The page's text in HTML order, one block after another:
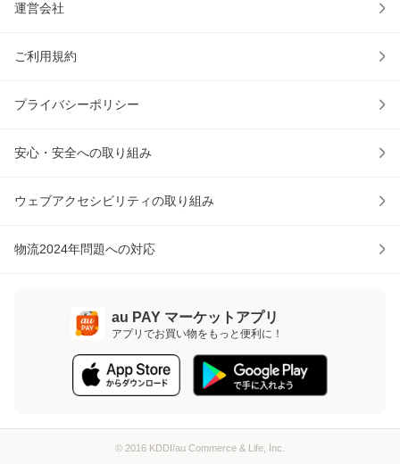
運営会社
ご利用規約
プライバシーポリシー
安心・安全への取り組み
ウェブアクセシビリティの取り組み
物流2024年問題への対応
au PAY マーケットアプリ
アプリでお買い物をもっと便利に！
© 2016 KDDI/au Commerce & Life, Inc.